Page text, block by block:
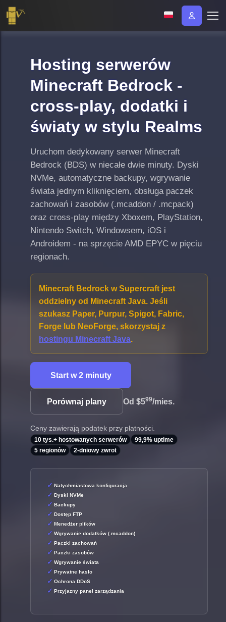
Hosting serwerów
Minecraft Bedrock -
cross-play, dodatki i
światy w stylu Realms
Uruchom dedykowany serwer Minecraft
Bedrock (BDS) w niecałe dwie minuty. Dyski
NVMe, automatyczne backupy, wgrywanie
świata jednym kliknięciem, obsługa paczek
zachowań i zasobów (.mcaddon / .mcpack)
oraz cross-play między Xboxem, PlayStation,
Nintendo Switch, Windowsem, iOS i
Androidem - na sprzęcie AMD EPYC w pięciu
regionach.
Minecraft Bedrock w Supercraft jest
oddzielny od Minecraft Java. Jeśli
szukasz Paper, Purpur, Spigot, Fabric,
Forge lub NeoForge, skorzystaj z
hostingu Minecraft Java.
Start w 2 minuty
Porównaj plany Od $599/mies.
Ceny zawierają podatek przy płatności.
10 tys.+ hostowanych serwerów
99,9% uptime
5 regionów
2-dniowy zwrot
Natychmiastowa konfiguracja
Dyski NVMe
Backupy
Dostęp FTP
Menedżer plików
Wgrywanie dodatków (.mcaddon)
Paczki zachowań
Paczki zasobów
Wgrywanie świata
Prywatne hasło
Ochrona DDoS
Przyjazny panel zarządzania